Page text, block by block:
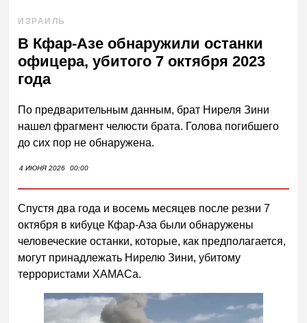
ИЗРАИЛЬ
В Кфар-Азе обнаружили останки
офицера, убитого 7 октября 2023
года
По предварительным данным, брат Ниреля Зини
нашел фрагмент челюсти брата. Голова погибшего
до сих пор не обнаружена.
4 ИЮНЯ 2026 00:00
Спустя два года и восемь месяцев после резни 7
октября в кибуце Кфар-Аза были обнаружены
человеческие останки, которые, как предполагается,
могут принадлежать Нирелю Зини, убитому
террористами ХАМАСа.